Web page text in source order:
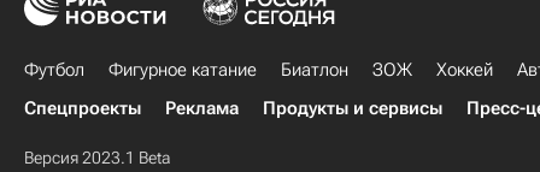
Футбол Фигурное катание Биатлон ЗОЖ Хоккей
Спецпроекты
Реклама Продукты и сервисы Пресс-
Версия 2023.1 Beta